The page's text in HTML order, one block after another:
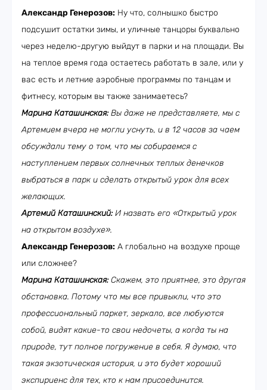
Александр Генерозов: Ну что, солнышко быстро
подсушит остатки зимы, и уличные танцоры буквально
через неделю-другую выйдут в парки и на площади. Вы
на теплое время года остаетесь работать в зале, или у
вас есть и летние аэробные программы по танцам и
фитнесу, которым вы также занимаетесь?
Марина Каташинская:Вы даже не представляете, мы с
Артемием вчера не могли уснуть, и в 12 часов за чаем
обсуждали тему о том, что мы собираемся с
наступлением первых солнечных теплых денечков
выбраться в парк и сделать открытый урок для всех
желающих.
Артемий Каташинский:И назвать его «Открытый урок
на открытом воздухе».
Александр Генерозов: А глобально на воздухе проще
или сложнее?
Марина Каташинская:Скажем, это приятнее, это другая
обстановка. Потому что мы все привыкли, что это
профессиональный паркет, зеркало, все любуются
собой, видят какие-то свои недочеты, а когда ты на
природе, тут полное погружение в себя. Я думаю, что
такая экзотическая история, и это будет хороший
экспириенс для тех, кто к нам присоединится.